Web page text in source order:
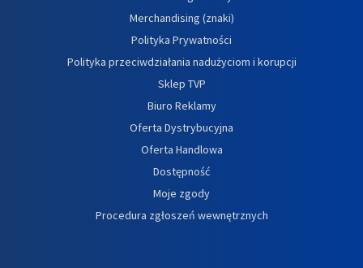
Merchandising (znaki)
Polityka Prywatności
Polityka przeciwdziałania nadużyciom i korupcji
Sklep TVP
Biuro Reklamy
Oferta Dystrybucyjna
Oferta Handlowa
Dostępność
Moje zgody
Procedura zgłoszeń wewnętrznych